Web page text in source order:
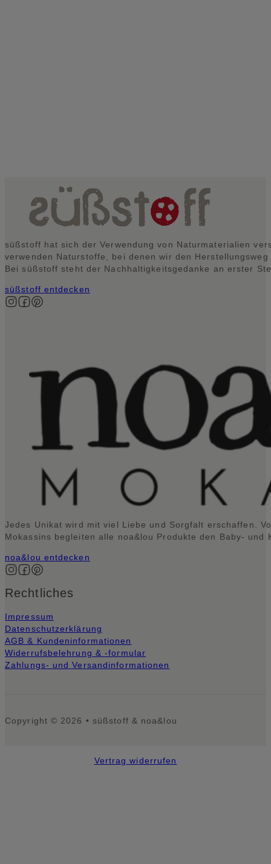
süßstoff hat sich der Verwendung von Naturmaterialien
verwenden Naturstoffe, bei denen wir den Herstellungsweg
Bei süßstoff steht der Nachhaltigkeitsgedanke an erster
süßstoff entdecken
Auf Instagram folgen
Auf Facebook folgen
Auf Pinterest folgen
Jedes Unikat wird mit viel Liebe und Sorgfalt erschaffen.
Mokassins begleiten alle noa&lou Produkte den Baby-
noa&lou entdecken
Auf Instagram folgen
Auf Facebook folgen
Auf Pinterest folgen
Rechtliches
Impressum
Datenschutzerklärung
AGB & Kundeninformationen
Widerrufsbelehrung & -formular
Zahlungs- und Versandinformationen
Copyright © 2026 • süßstoff & noa&lou
Vertrag widerrufen